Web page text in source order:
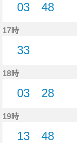
03
48
17時
33
18時
03
28
19時
13
48